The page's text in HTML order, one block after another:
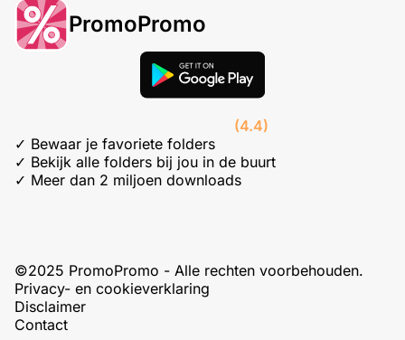
PromoPromo
(4.4)
✓ Bewaar je favoriete folders
✓ Bekijk alle folders bij jou in de buurt
✓ Meer dan 2 miljoen downloads
©2025 PromoPromo - Alle rechten voorbehouden.
Privacy- en cookieverklaring
Disclaimer
Contact